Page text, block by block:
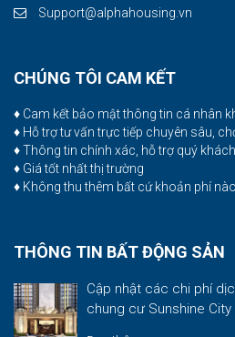
Support@alphahousing.vn
CHÚNG TÔI CAM KẾT
♦ Cam kết bảo mật thông tin cá nhân
♦ Hỗ trợ tư vấn trực tiếp chuyên sâu,
♦ Thông tin chính xác, hỗ trợ quý
♦ Giá tốt nhất thị trường
♦ Không thu thêm bất cứ khoản phí nào
THÔNG TIN BẤT ĐỘNG SẢN
Cập nhật các chi phí
chung cư Sunshine City